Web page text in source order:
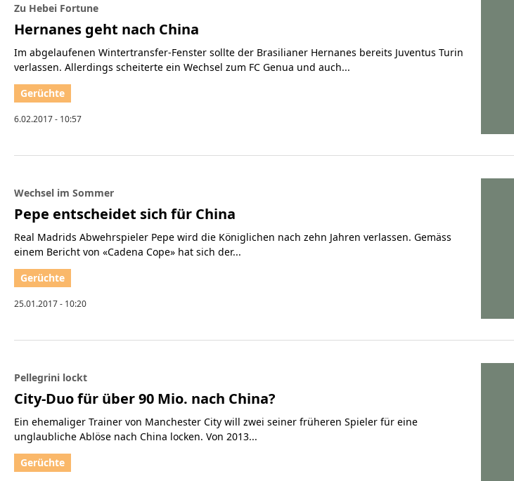
Zu Hebei Fortune
Hernanes geht nach China
Im abgelaufenen Wintertransfer-Fenster sollte der Brasilianer Hernanes bereits Juventus Turin
verlassen. Allerdings scheiterte ein Wechsel zum FC Genua und auch...
6.02.2017 - 10:57
Wechsel im Sommer
Pepe entscheidet sich für China
Real Madrids Abwehrspieler Pepe wird die Königlichen nach zehn Jahren verlassen. Gemäss
einem Bericht von «Cadena Cope» hat sich der...
25.01.2017 - 10:20
Pellegrini lockt
City-Duo für über 90 Mio. nach China?
Ein ehemaliger Trainer von Manchester City will zwei seiner früheren Spieler für eine
unglaubliche Ablöse nach China locken. Von 2013...